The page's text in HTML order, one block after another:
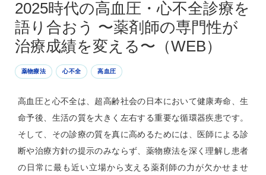
2025時代の高血圧・心不全診療を
語り合おう 〜薬剤師の専門性が
治療成績を変える〜（WEB）
薬物療法 心不全 高血圧
高血圧と心不全は、超高齢社会の日本において健康寿命、生
命予後、生活の質を大きく左右する重要な循環器疾患です。
そして、その診療の質を真に高めるためには、医師による診
断や治療方針の提示のみならず、薬物療法を深く理解し患者
の日常に最も近い立場から支える薬剤師の力が欠かせませ